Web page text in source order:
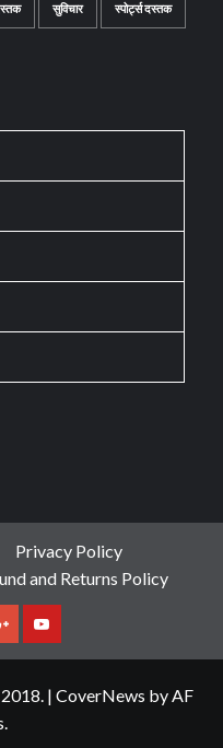
सुविचार स्पोर्ट्स दस्तक
Privacy Policy
and Returns Policy
YouTube
| CoverNews by AF